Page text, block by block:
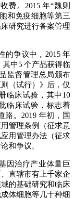
费。2015 年“魏则
和免疫细胞等第三
研究进行备案管理
的争议中，2015 年
中5 个产品获得临
监督管理总局颁布
（试行）》后，仅
临床试验，其中10
临床试验，标志着
路。2019 年初，国
管理条例（征求意
用管理办法（征求
和争议。
因治疗产业体量巨
直辖市有上千家企
的基础研究和临床
体细胞等几十种细